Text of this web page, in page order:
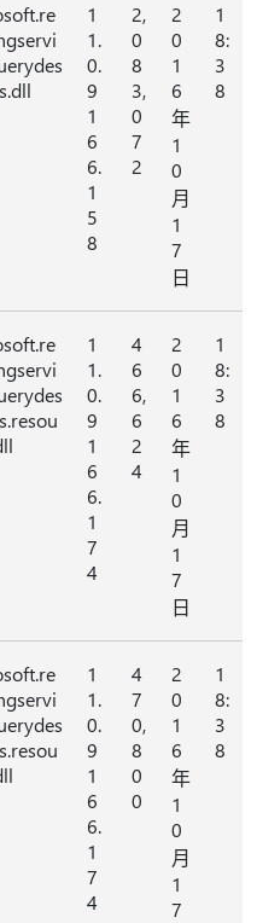
1
1.
0.
9
1
6
6.
1
5
8
2,
0
8
3,
0
7
2
2
0
1
6
年
1
0
月
1
7
日
1
8:
3
8
1
1.
0.
9
1
6
6.
1
7
4
4
6
6,
6
2
4
2
0
1
6
年
1
0
月
1
7
日
1
8:
3
8
1
1.
0.
9
1
6
6.
1
7
4
4
7
0,
8
0
0
2
0
1
6
年
1
0
月
1
7
1
8:
3
8